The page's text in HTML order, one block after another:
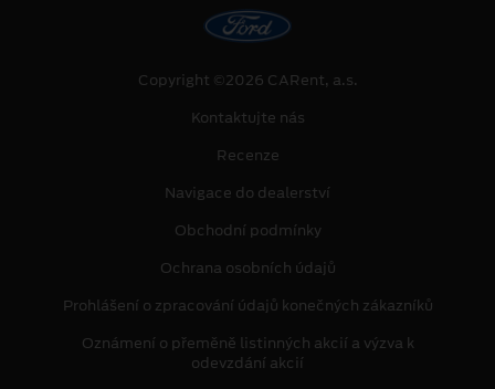
Copyright ©2026 CARent, a.s.
Kontaktujte nás
Recenze
Navigace do dealerství
Obchodní podmínky
Ochrana osobních údajů
Prohlášení o zpracování údajů konečných zákazníků
Oznámení o přeměně listinných akcií a výzva k
odevzdání akcií